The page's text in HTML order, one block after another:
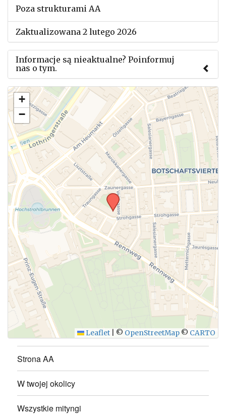
Poza strukturami AA
Zaktualizowana 2 lutego 2026
Informacje są nieaktualne? Poinformuj
nas o tym.
Użyj tego formularza aby przesłać informację o
zmianach w powyższym mityngu.
+
−
Leaflet © OpenStreetMap © CARTO
Strona AA
W twojej okolicy
Wszystkie mityngi